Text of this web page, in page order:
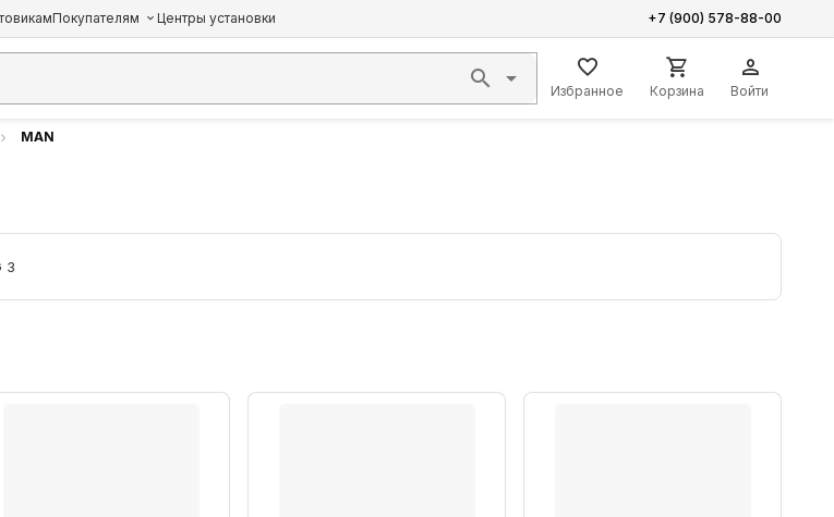
Покупателям Центры установки +7 (900) 578-88-00
Избранное Корзина Войти
MAN
3